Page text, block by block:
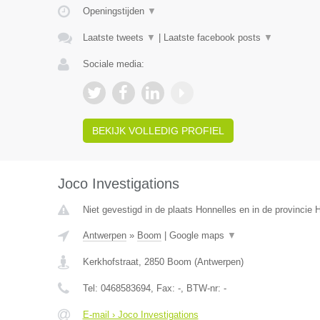
Openingstijden ▼
Laatste tweets ▼ Laatste facebook posts ▼
Sociale media:
BEKIJK VOLLEDIG PROFIEL
Joco Investigations
Niet gevestigd in de plaats Honnelles en in de provincie
Antwerpen» Boom Google maps ▼
Kerkhofstraat, 2850 Boom (Antwerpen)
Tel: 0468583694, Fax: -, BTW-nr: -
E-mail › Joco Investigations